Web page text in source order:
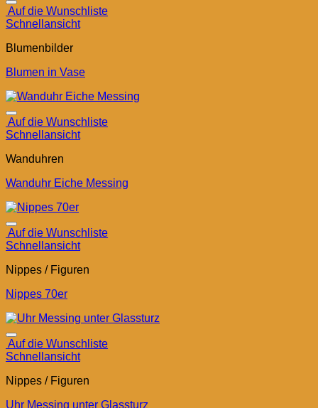
Auf die Wunschliste
Schnellansicht
Blumenbilder
Blumen in Vase
Auf die Wunschliste
Schnellansicht
Wanduhren
Wanduhr Eiche Messing
Auf die Wunschliste
Schnellansicht
Nippes / Figuren
Nippes 70er
Auf die Wunschliste
Schnellansicht
Nippes / Figuren
Uhr Messing unter Glassturz